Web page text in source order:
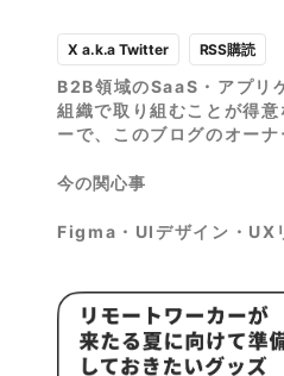
X a.k.a Twitter RSS購読
B2B領域のSaaS・アプリ
組織で取り組むことが得
ーで、このブログのオーナ
今の関心事
Figma・UIデザイン・UX